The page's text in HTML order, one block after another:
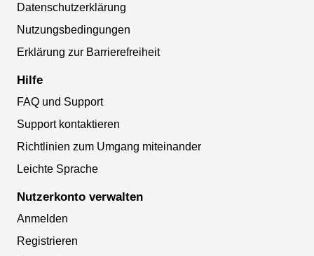
Datenschutzerklärung
Nutzungsbedingungen
Erklärung zur Barrierefreiheit
Hilfe
FAQ und Support
Support kontaktieren
Richtlinien zum Umgang miteinander
Leichte Sprache
Nutzerkonto verwalten
Anmelden
Registrieren